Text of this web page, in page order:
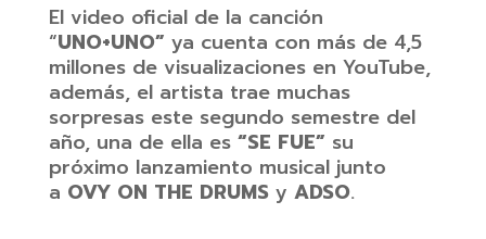
El video oficial de la canción
“UNO+UNO” ya cuenta con más de 4,5
millones de visualizaciones en YouTube,
además, el artista trae muchas
sorpresas este segundo semestre del
año, una de ella es “SE FUE” su
próximo lanzamiento musical junto
a OVY ON THE DRUMSy ADSO.